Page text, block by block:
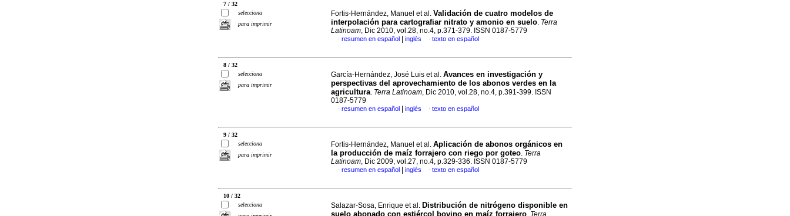
7 / 32
selecciona
para imprimir
Fortis-Hernández, Manuel et al. Validación de cuatro modelos de
interpolación para cartografiar nitrato y amonio en suelo. Terra
Latinoam, Dic 2010, vol.28, no.4, p.371-379. ISSN 0187-5779
· resumen en español inglés · texto en español
8 / 32
selecciona
para imprimir
García-Hernández, José Luis et al. Avances en investigación y
perspectivas del aprovechamiento de los abonos verdes en la
agricultura. Terra Latinoam, Dic 2010, vol.28, no.4, p.391-399. ISSN
0187-5779
· resumen en español inglés · texto en español
9 / 32
selecciona
para imprimir
Fortis-Hernández, Manuel et al. Aplicación de abonos orgánicos en
la producción de maíz forrajero con riego por goteo. Terra
Latinoam, Dic 2009, vol.27, no.4, p.329-336. ISSN 0187-5779
· resumen en español inglés · texto en español
10 / 32
selecciona
Salazar-Sosa, Enrique et al. Distribución de nitrógeno disponible en
suelo abonado con estiércol bovino en maíz forrajero Terra